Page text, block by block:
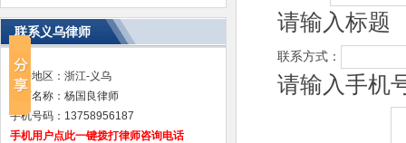
联系义乌律师
省份地区：浙江-义乌
律师名称：杨国良律师
手机号码：13758956187
手机用户点此一键拨打律师咨询电话
请输入标题
联系方式：
请输入手机